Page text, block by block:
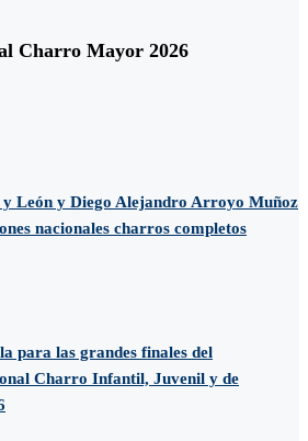
Charro Mayor 2026
León y Diego Alejandro Arroyo Muñoz
nacionales charros completos
para las grandes finales del
Charro Infantil, Juvenil y de